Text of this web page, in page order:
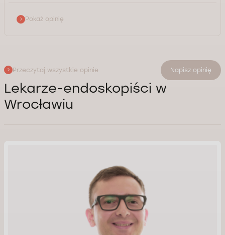
Pokaż opinię
Przeczytaj wszystkie opinie Napisz opinię
Lekarze-endoskopiści w
Wrocławiu